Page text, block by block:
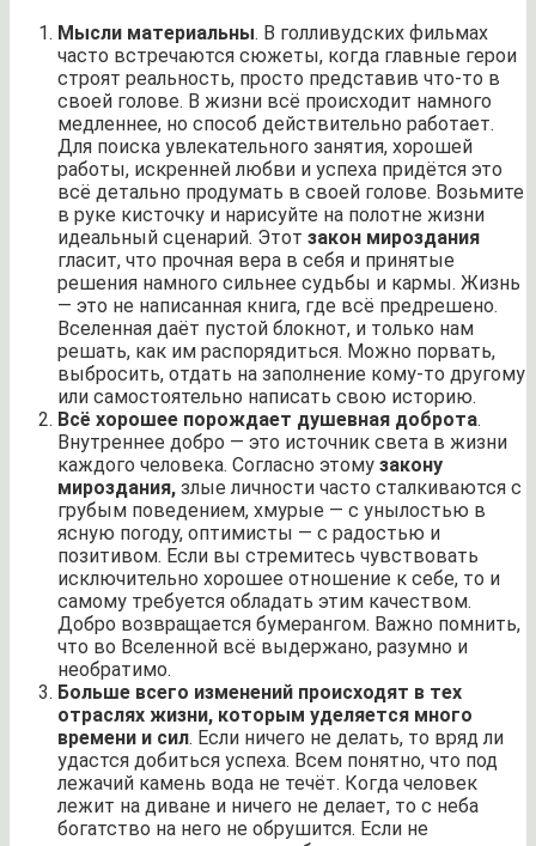
Мысли материальны. В голливудских фильмах
часто встречаются сюжеты, когда главные герои
строят реальность, просто представив что-то в
своей голове. В жизни всё происходит намного
медленнее, но способ действительно работает.
Для поиска увлекательного занятия, хорошей
работы, искренней любви и успеха придётся это
всё детально продумать в своей голове. Возьмите
в руке кисточку и нарисуйте на полотне жизни
идеальный сценарий. Этот закон мироздания
гласит, что прочная вера в себя и принятые
решения намного сильнее судьбы и кармы. Жизнь
— это не написанная книга, где всё предрешено.
Вселенная даёт пустой блокнот, и только нам
решать, как им распорядиться. Можно порвать,
выбросить, отдать на заполнение кому-то другому
или самостоятельно написать свою историю.
Всё хорошее порождает душевная доброта.
Внутреннее добро — это источник света в жизни
каждого человека. Согласно этому закону
мироздания, злые личности часто сталкиваются с
грубым поведением, хмурые — с унылостью в
ясную погоду, оптимисты — с радостью и
позитивом. Если вы стремитесь чувствовать
исключительно хорошее отношение к себе, то и
самому требуется обладать этим качеством.
Добро возвращается бумерангом. Важно помнить,
что во Вселенной всё выдержано, разумно и
необратимо.
Больше всего изменений происходят в тех
отраслях жизни, которым уделяется много
времени и сил. Если ничего не делать, то вряд ли
удастся добиться успеха. Всем понятно, что под
лежачий камень вода не течёт. Когда человек
лежит на диване и ничего не делает, то с неба
богатство на него не обрушится. Если не